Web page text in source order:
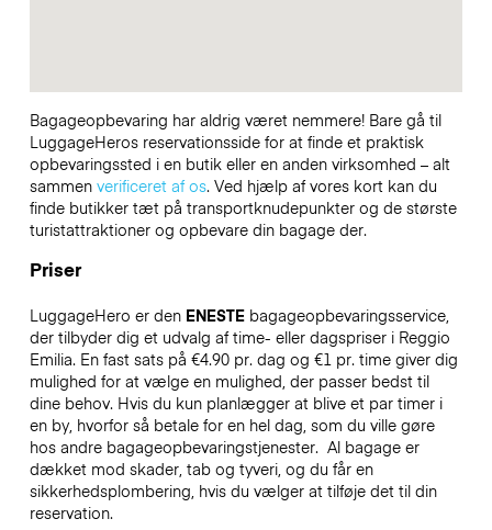
Bagageopbevaring har aldrig været nemmere! Bare gå til
LuggageHeros reservationsside for at finde et praktisk
opbevaringssted i en butik eller en anden virksomhed – alt
sammen verificeret af os. Ved hjælp af vores kort kan du
finde butikker tæt på transportknudepunkter og de største
turistattraktioner og opbevare din bagage der.
Priser
LuggageHero er den ENESTEbagageopbevaringsservice,
der tilbyder dig et udvalg af time- eller dagspriser i Reggio
Emilia. En fast sats på €4.90 pr. dag og €1 pr. time giver dig
mulighed for at vælge en mulighed, der passer bedst til
dine behov. Hvis du kun planlægger at blive et par timer i
en by, hvorfor så betale for en hel dag, som du ville gøre
hos andre bagageopbevaringstjenester. Al bagage er
dækket mod skader, tab og tyveri, og du får en
sikkerhedsplombering, hvis du vælger at tilføje det til din
reservation.